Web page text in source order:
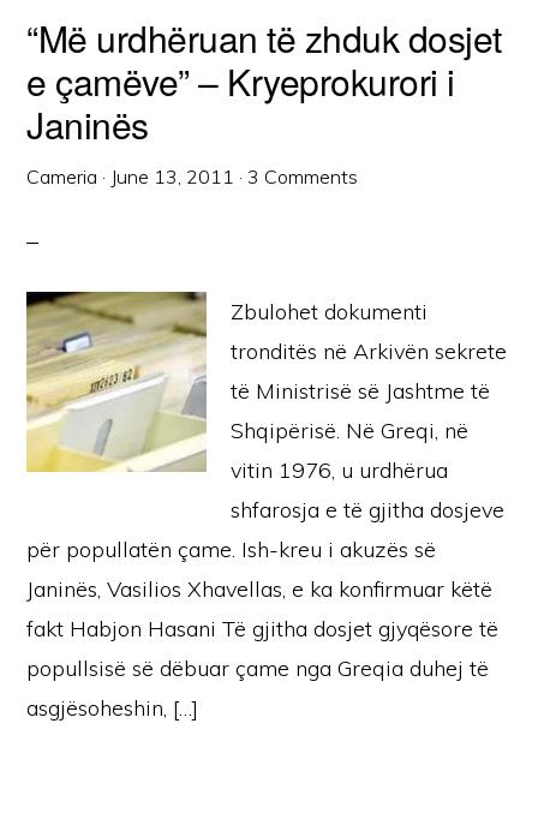
“Më urdhëruan të zhduk dosjet
e çamëve” – Kryeprokurori i
Janinës
Cameria · June 13, 2011 · 3 Comments
Zbulohet dokumenti
tronditës në Arkivën sekrete
të Ministrisë së Jashtme të
Shqipërisë. Në Greqi, në
vitin 1976, u urdhërua
shfarosja e të gjitha dosjeve
për popullatën çame. Ish-kreu i akuzës së
Janinës, Vasilios Xhavellas, e ka konfirmuar këtë
fakt Habjon Hasani Të gjitha dosjet gjyqësore të
popullsisë së dëbuar çame nga Greqia duhej të
asgjësoheshin, […]